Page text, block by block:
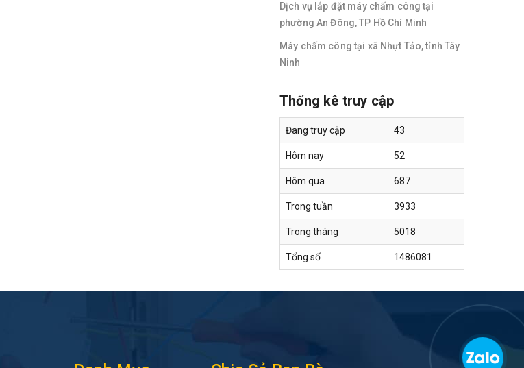
Dịch vụ lắp đặt máy chấm công tại
phường An Đông, TP Hồ Chí Minh
Máy chấm công tại xã Nhựt Tảo, tỉnh Tây
Ninh
Thống kê truy cập
Đang truy cập 43
Hôm nay 52
Hôm qua 687
Trong tuần 3933
Trong tháng 5018
Tổng số 1486081